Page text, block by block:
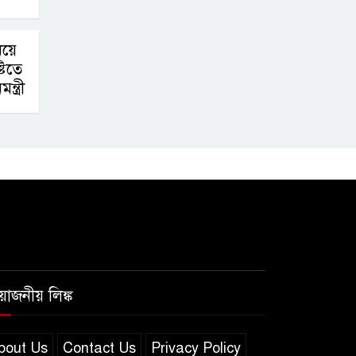
লিঙ্ক
Us Contact Us Privacy Policy